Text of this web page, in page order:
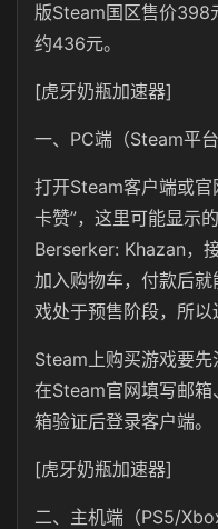
版Steam国区售价398
约436元。
[虎牙奶瓶加速器]
一、PC端（Steam平台
打开Steam客户端或官
卡赞”，这里可能显示
Berserker: Khazan，
加入购物车，付款后
戏处于预售阶段，所以
Steam上购买游戏要
在Steam官网填写邮
箱验证后登录客户端‌。
[虎牙奶瓶加速器]
二、主机端（PS5/